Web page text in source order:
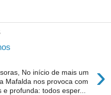
›
No início de mais um
Mafalda nos provoca com
profunda: todos esper...